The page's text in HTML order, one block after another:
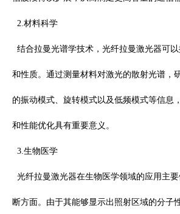
2.材料科学
结合拉曼光谱学技术，光纤拉曼激光器可
和性质。通过测量材料对激光的散射光谱，
的振动模式、旋转模式以及低频模式等信息
和性能优化具有重要意义。
3.生物医学
光纤拉曼激光器在生物医学领域的应用主
断方面。由于其能够显示出照射区域的分子